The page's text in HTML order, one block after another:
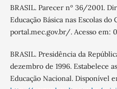
BRASIL. Parecer nº 36/2001.
Educação Básica nas Escolas
portal.mec.gov.br/. Acesso em:
BRASIL. Presidência da
dezembro de 1996. Estabelece
Educação Nacional. Disponível